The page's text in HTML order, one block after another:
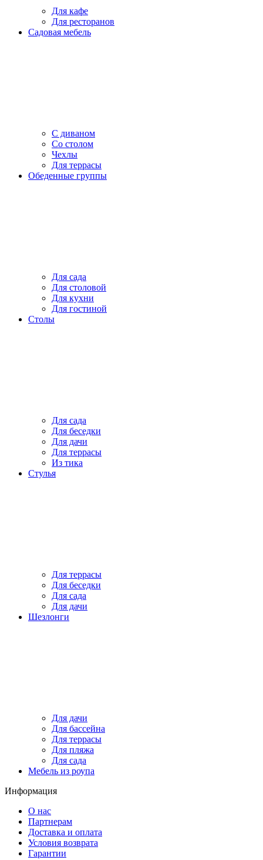
Для кафе
Для ресторанов
Садовая мебель
С диваном
Со столом
Чехлы
Для террасы
Обеденные группы
Для сада
Для столовой
Для кухни
Для гостиной
Столы
Для сада
Для беседки
Для дачи
Для террасы
Из тика
Стулья
Для террасы
Для беседки
Для сада
Для дачи
Шезлонги
Для дачи
Для бассейна
Для террасы
Для пляжа
Для сада
Мебель из роупа
Информация
О нас
Партнерам
Доставка и оплата
Условия возврата
Гарантии